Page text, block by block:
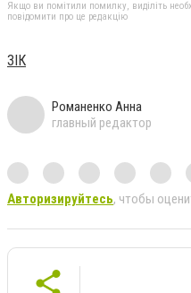
Якщо ви помітили помилку, виділіть
повідомити про це редакцію
ЗІК
Романенко Анна
главный редактор
Авторизируйтесь, чтобы